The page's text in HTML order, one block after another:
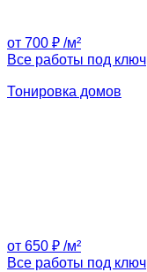
от 700 ₽ /м²
Все работы под ключ
Тонировка домов
от 650 ₽ /м²
Все работы под ключ